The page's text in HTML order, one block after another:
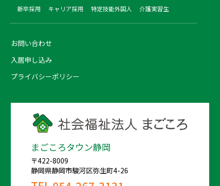
新卒採用 キャリア採用 特定技能外国人 介護実習生
お問い合わせ
入居申し込み
プライバシーポリシー
まごころタウン静岡
〒422-8009
静岡県静岡市駿河区弥生町4-26